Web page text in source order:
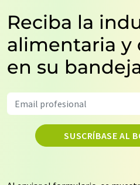
Reciba la
alimentaria y
en su
SUSCRÍBASE AL